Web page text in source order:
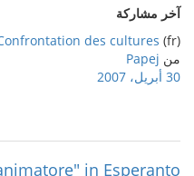
آخر مشاركة
(fr)
des cultures...
من Papej
30 أبريل، 2007
in Esperanto